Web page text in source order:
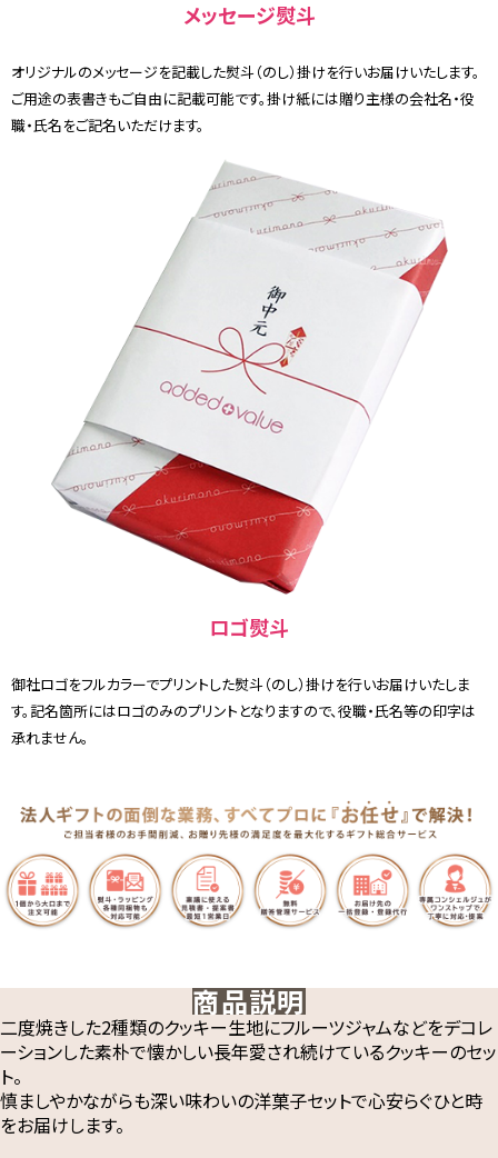
メッセージ熨斗
オリジナルのメッセージを記載した熨斗（のし）掛けを行いお届けいたします。
ご用途の表書きもご自由に記載可能です。掛け紙には贈り主様の会社名・役
職・氏名をご記名いただけます。
ロゴ熨斗
御社ロゴをフルカラーでプリントした熨斗（のし）掛けを行いお届けいたしま
す。記名箇所にはロゴのみのプリントとなりますので、役職・氏名等の印字は
承れません。
商品説明
二度焼きした2種類のクッキー生地にフルーツジャムなどをデコレ
ーションした素朴で懐かしい長年愛され続けているクッキーのセッ
ト。
慎ましやかながらも深い味わいの洋菓子セットで心安らぐひと時
をお届けします。